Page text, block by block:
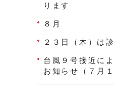
ります
８月
２３日（木）は
台風９号接近に
お知らせ（７月１